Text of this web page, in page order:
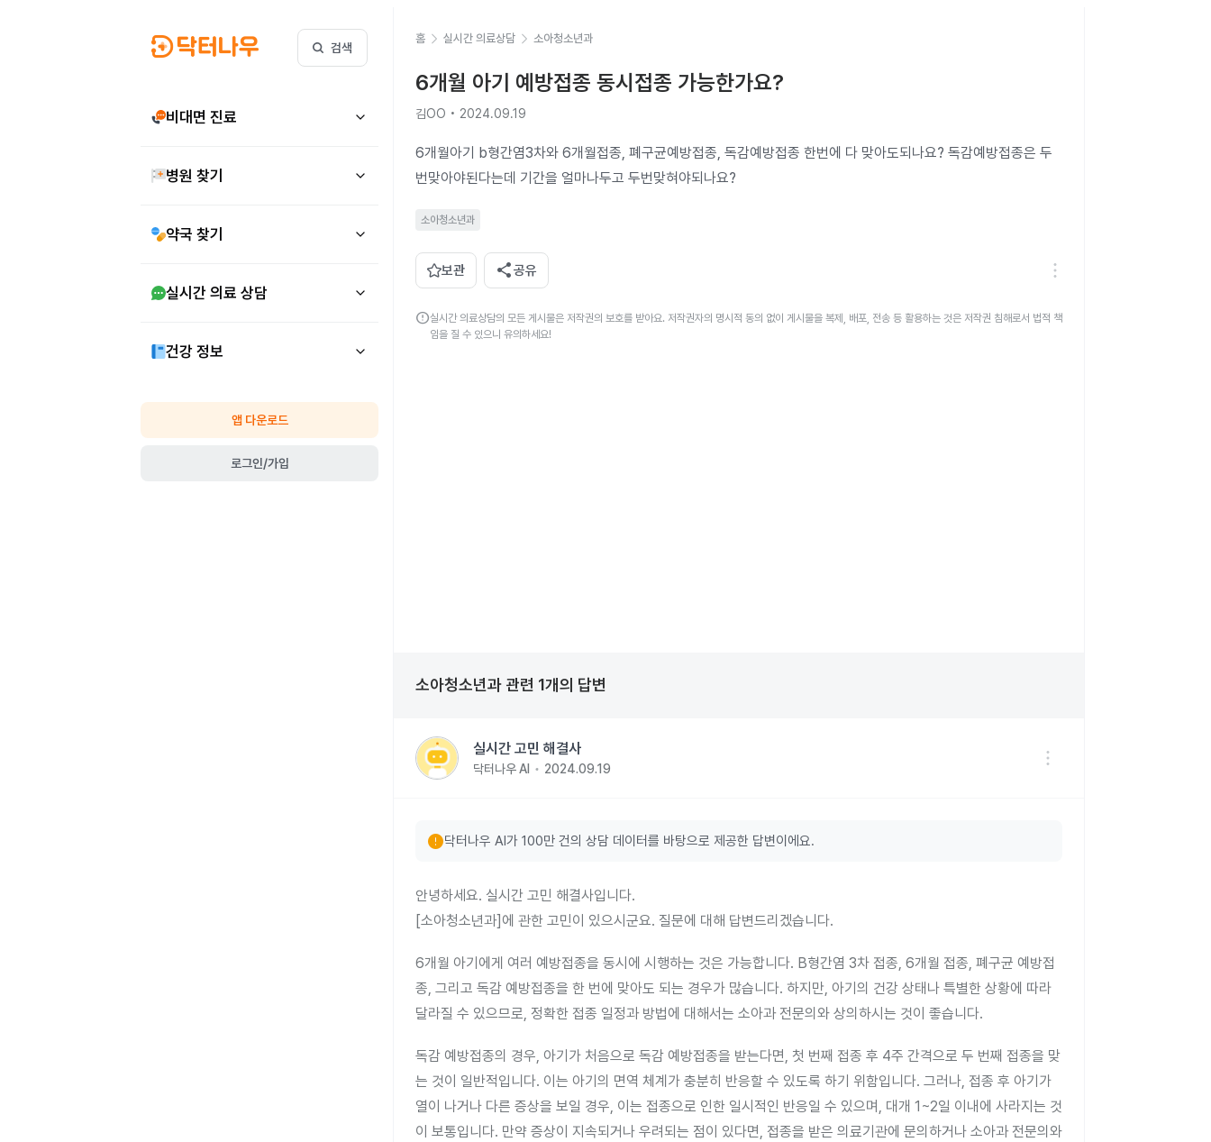
검색
비대면 진료
병원 찾기
약국 찾기
실시간 의료 상담
건강 정보
앱 다운로드
로그인/가입
홈 실시간 의료상담 소아청소년과
6개월 아기 예방접종 동시접종 가능한가요?
김OO • 2024.09.19
6개월아기 b형간염3차와 6개월접종, 폐구균예방접종, 독감예방접종 한번에 다 맞아도되나요? 독감예방접종은 두
번맞아야된다는데 기간을 얼마나두고 두번맞혀야되나요?
소아청소년과
보관 share공유
error실시간 의료상담의 모든 게시물은 저작권의 보호를 받아요. 저작권자의 명시적 동의 없이 게시물을 복제, 배포, 전송 등 활용하는 것은 저작권 침해로서 법적 책
임을 질 수 있으니 유의하세요!
소아청소년과 관련 1개의 답변
실시간 고민 해결사
닥터나우 AI 2024.09.19
error닥터나우 AI가 100만 건의 상담 데이터를 바탕으로 제공한 답변이에요.
안녕하세요. 실시간 고민 해결사입니다.
[소아청소년과]에 관한 고민이 있으시군요. 질문에 대해 답변드리겠습니다.
6개월 아기에게 여러 예방접종을 동시에 시행하는 것은 가능합니다. B형간염 3차 접종, 6개월 접종, 폐구균 예방접
종, 그리고 독감 예방접종을 한 번에 맞아도 되는 경우가 많습니다. 하지만, 아기의 건강 상태나 특별한 상황에 따라
달라질 수 있으므로, 정확한 접종 일정과 방법에 대해서는 소아과 전문의와 상의하시는 것이 좋습니다.
독감 예방접종의 경우, 아기가 처음으로 독감 예방접종을 받는다면, 첫 번째 접종 후 4주 간격으로 두 번째 접종을 맞
는 것이 일반적입니다. 이는 아기의 면역 체계가 충분히 반응할 수 있도록 하기 위함입니다. 그러나, 접종 후 아기가
열이 나거나 다른 증상을 보일 경우, 이는 접종으로 인한 일시적인 반응일 수 있으며, 대개 1~2일 이내에 사라지는 것
이 보통입니다. 만약 증상이 지속되거나 우려되는 점이 있다면, 접종을 받은 의료기관에 문의하거나 소아과 전문의와